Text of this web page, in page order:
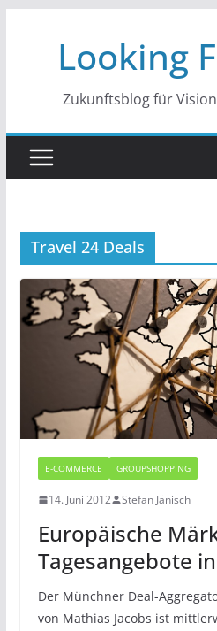
springenLooking
Zukunftsblog für
Travel 24 Deals
E-COMMERCE GROUPSHOPPING
14. Juni 2012 Stefan Jänisch
Europäische
Tagesangebote
Der Münchner Deal-
von Mathias Jacobs ist